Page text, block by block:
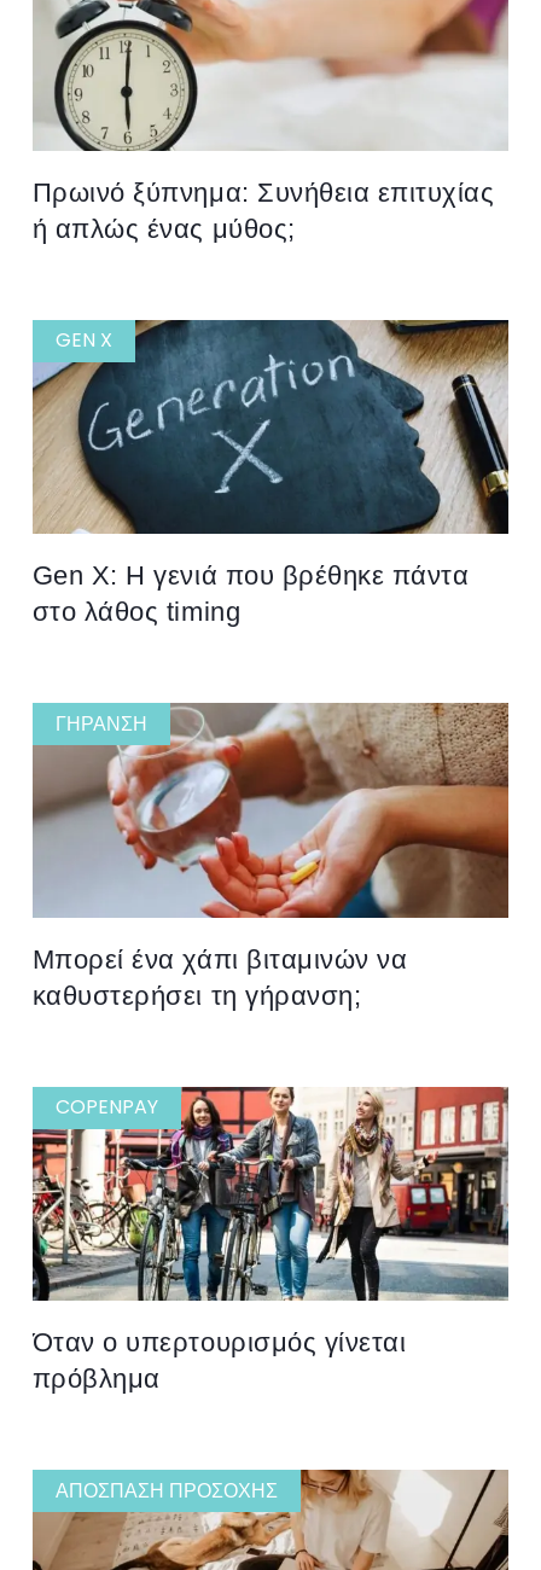
Πρωινό ξύπνημα: Συνήθεια επιτυχίας
ή απλώς ένας μύθος;
GEN X
Gen X: Η γενιά που βρέθηκε πάντα
στο λάθος timing
ΓΉΡΑΝΣΗ
Μπορεί ένα χάπι βιταμινών να
καθυστερήσει τη γήρανση;
COPENPAY
Όταν ο υπερτουρισμός γίνεται
πρόβλημα
ΑΠΌΣΠΑΣΗ ΠΡΟΣΟΧΉΣ